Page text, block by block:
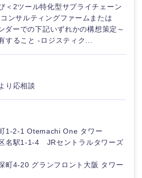
経営企画
政策渉外
サービス・制作、ゲーム
り）
アパレル・消費財
ルスケア・ライフサイエンス
流
食
を入力ください
第二新卒
海外勤務あり
年間休日120日以
＜2ツール特化型サプライチェーン
ンサルティングファームまたは
ダーでの下記いずれかの構想策定～
すること -ロジスティク...
り応相談
1-2-1 Otemachi One タワー
名駅1-1-4 JRセントラルタワーズ
町4‐20 グランフロント大阪 タワー